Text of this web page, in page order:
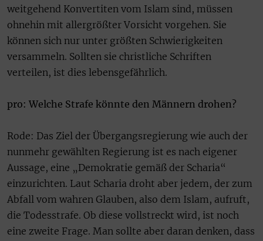
weitgehend Konvertiten vom Islam sind, müssen
ohnehin mit allergrößter Vorsicht vorgehen. Sie
können sich nur unter größten Schwierigkeiten
versammeln. Sollten sie christliche Schriften
verteilen, ist dies lebensgefährlich.
pro: Welche Strafe könnte den Männern drohen?
Rode: Das Ziel der Übergangsregierung wie auch der
nunmehr gewählten Regierung ist es nach eigener
Aussage, eine „Demokratie gemäß der Scharia“
einzurichten. Laut Scharia droht aber jedem, der zum
Abfall vom wahren Glauben, also dem Islam, aufruft,
die Todesstrafe. Ob diese vollstreckt wird, ist noch
eine zweite Frage. Man sollte aber daran denken, dass